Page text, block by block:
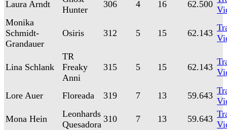
Laura Arndt
Hunter
306 4 16 62.500
Monika
Schmidt-
Grandauer
Osiris 312 5 15 62.143
Lina Schlank
TR
Freaky
Anni
315 5 15 62.143
Lore Auer Floreada 319 7 13 59.643
Mona Hein
Leonhards
Quesadora
310 7 13 59.643